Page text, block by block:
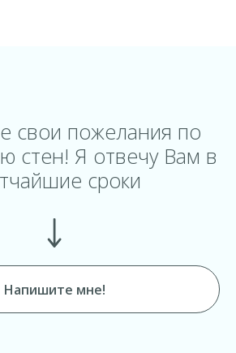
свои пожелания по
стен! Я отвечу Вам в
сроки
Напишите мне!